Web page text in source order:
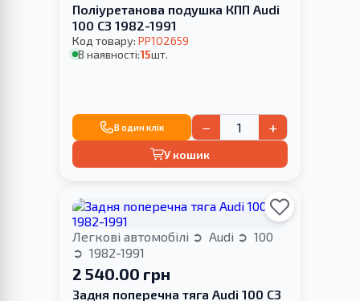
Поліуретанова подушка КПП Audi
100 С3 1982-1991
Код товару: PP102659
В наявності:15шт.
В один клік − +
У кошик
Легкові автомобілі Audi
100
1982-1991
2 540.00 грн
Задня поперечна тяга Audi 100 C3